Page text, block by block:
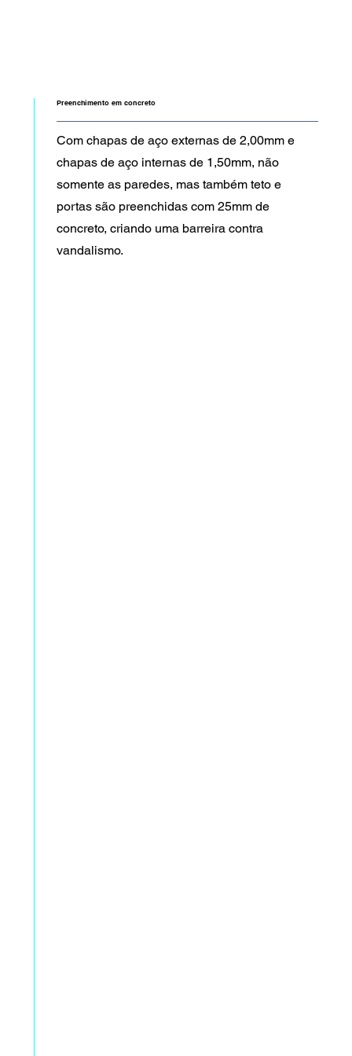
Preenchimento em concreto
Com chapas de aço externas de 2,00mm e
chapas de aço internas de 1,50mm, não
somente as paredes, mas também teto e
portas são preenchidas com 25mm de
concreto, criando uma barreira contra
vandalismo.